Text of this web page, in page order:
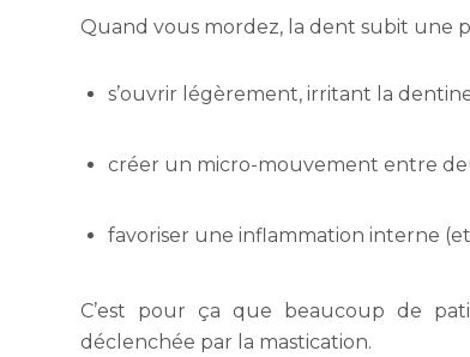
Quand vous mordez, la dent subit une
s’ouvrir légèrement, irritant la
créer un micro-mouvement entre
favoriser une inflammation interne
C’est pour ça que beaucoup de
déclenchée par la mastication.